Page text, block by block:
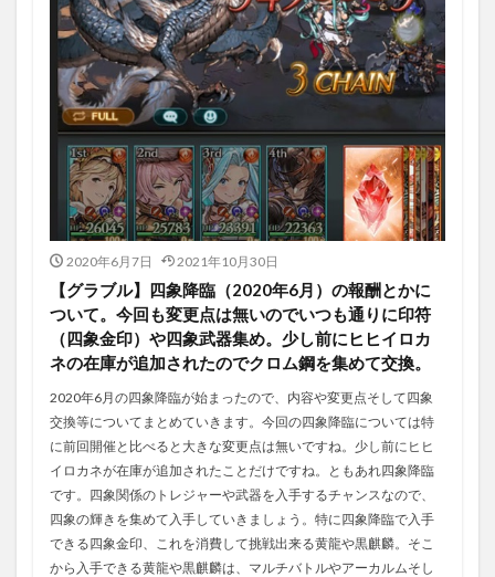
2020年6月7日 2021年10月30日
【グラブル】四象降臨（2020年6月）の報酬とかに
ついて。今回も変更点は無いのでいつも通りに印符
（四象金印）や四象武器集め。少し前にヒヒイロカ
ネの在庫が追加されたのでクロム鋼を集めて交換。
2020年6月の四象降臨が始まったので、内容や変更点そして四象
交換等についてまとめていきます。今回の四象降臨については特
に前回開催と比べると大きな変更点は無いですね。少し前にヒヒ
イロカネが在庫が追加されたことだけですね。ともあれ四象降臨
です。四象関係のトレジャーや武器を入手するチャンスなので、
四象の輝きを集めて入手していきましょう。特に四象降臨で入手
できる四象金印、これを消費して挑戦出来る黄龍や黒麒麟。そこ
から入手できる黄龍や黒麒麟は、マルチバトルやアーカルムそし